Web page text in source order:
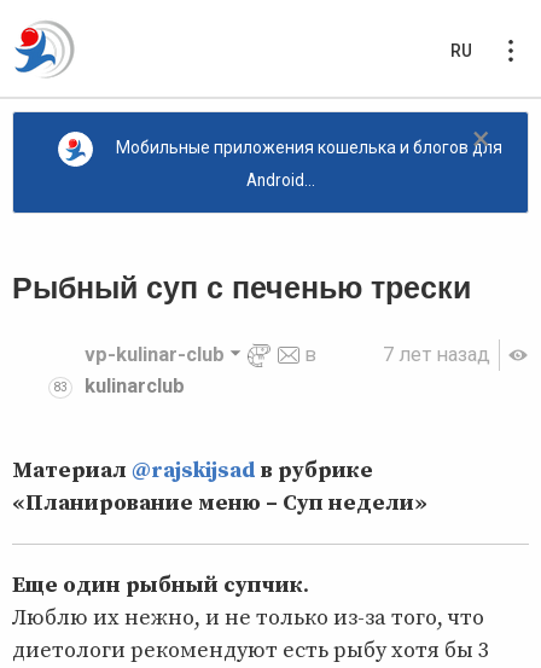
RU
×
Мобильные приложения кошелька и блогов для
Android...
Рыбный суп с печенью трески
7 лет назад
83
vp-kulinar-club
в
kulinarclub
Материал @rajskijsad в рубрике
«Планирование меню – Суп недели»
Еще один рыбный супчик.
Люблю их нежно, и не только из-за того, что
диетологи рекомендуют есть рыбу хотя бы 3